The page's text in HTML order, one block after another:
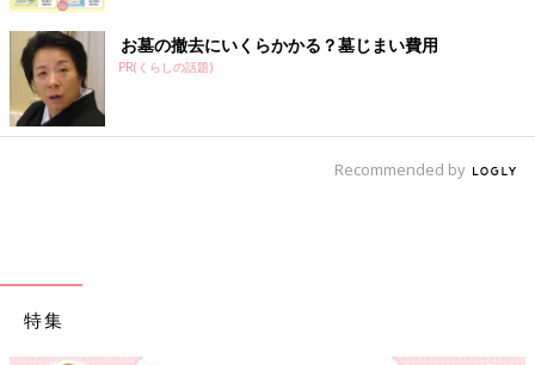
お墓の撤去にいくらかかる？墓じまい費用
PR(くらしの話題)
Recommended by
特集